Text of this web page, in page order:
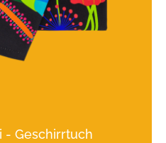
- Geschirrtuch